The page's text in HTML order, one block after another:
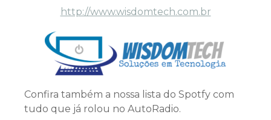
http://www.wisdomtech.com.br
Confira também a nossa lista do Spotfy com
tudo que já rolou no AutoRadio.